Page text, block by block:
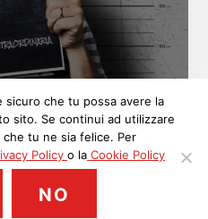
LINKEDIN
sicuro che tu possa avere la
sito. Se continui ad utilizzare
tu ne sia felice. Per
Policy o la Cookie Policy
NO
tengo alla tua